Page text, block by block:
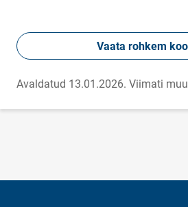
Vaata rohkem
Avaldatud 13.01.2026. Viimati